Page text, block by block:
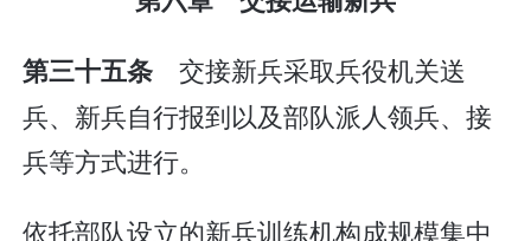
第三十五条 交接新兵采取兵役机关送
兵、新兵自行报到以及部队派人领兵、接
兵等方式进行。
依托部队设立的新兵训练机构成规模集中